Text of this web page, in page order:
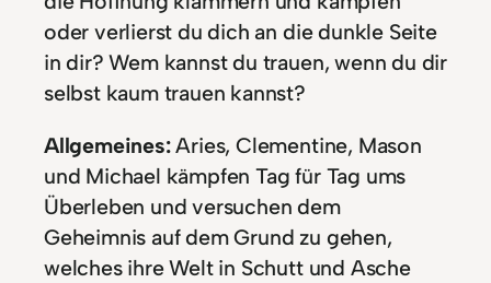
oder verlierst du dich an die dunkle Seite
in dir? Wem kannst du trauen, wenn du dir
selbst kaum trauen kannst?
Allgemeines:Aries, Clementine, Mason
und Michael kämpfen Tag für Tag ums
Überleben und versuchen dem
Geheimnis auf dem Grund zu gehen,
welches ihre Welt in Schutt und Asche